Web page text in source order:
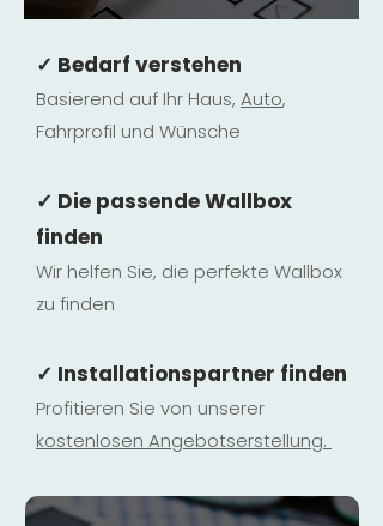
✓ Bedarf verstehen
Basierend auf Ihr Haus, Auto,
Fahrprofil und Wünsche
✓ Die passende Wallbox
finden
Wir helfen Sie, die perfekte Wallbox
zu finden
✓ Installationspartner finden
Profitieren Sie von unserer
kostenlosen Angebotserstellung.